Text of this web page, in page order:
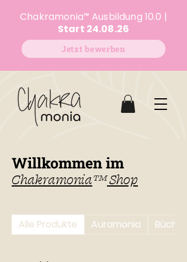
Chakramonia™ Ausbildung 10.0 |
Start 24.08.26
Jetzt bewerben
Willkommen im
Chakramonia™Shop
Alle Produkte Auramonia Bücher